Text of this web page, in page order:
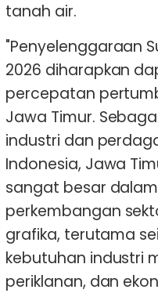
tanah air.
"Penyelenggaraan
2026 diharapkan
percepatan
Jawa Timur.
industri dan
Indonesia, Jawa
sangat besar
perkembangan
grafika, terutama
kebutuhan industri
periklanan, dan